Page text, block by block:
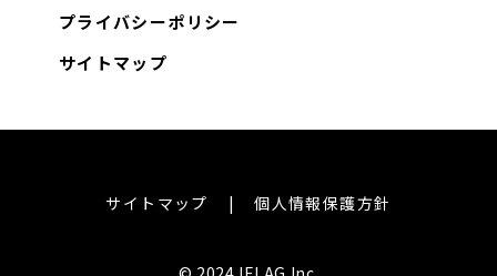
プライバシーポリシー
サイトマップ
サイトマップ 個人情報保護方針